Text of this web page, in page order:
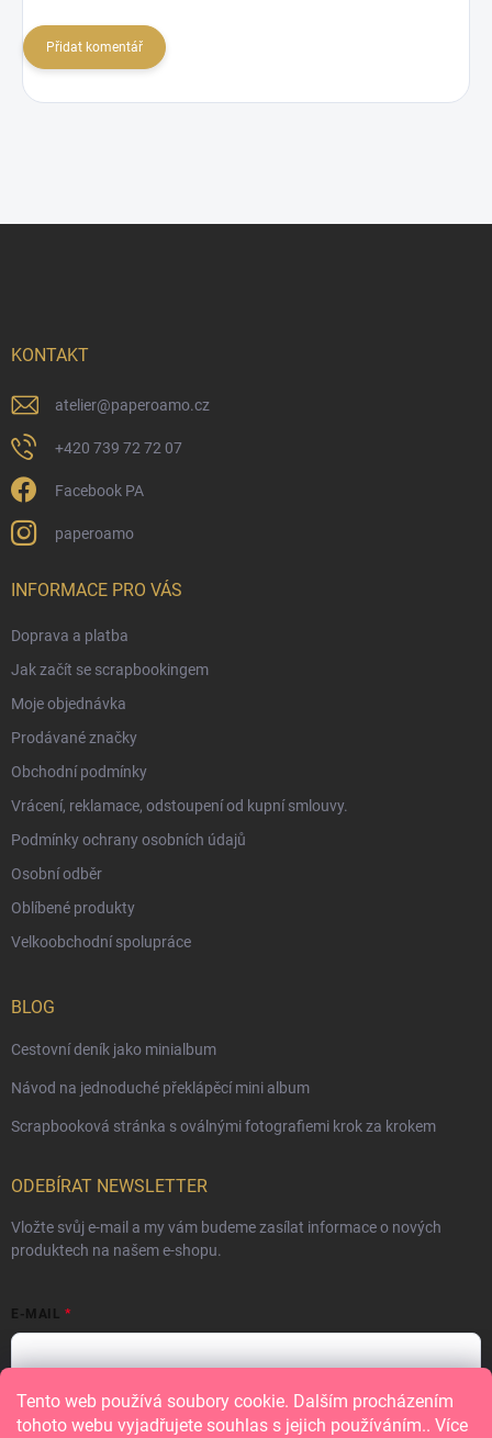
Tento web používá soubory cookie. Dalším procházením
tohoto webu vyjadřujete souhlas s jejich používáním.. Více
Přidat komentář
KONTAKT
atelier@paperoamo.cz
+420 739 72 72 07
Facebook PA
paperoamo
INFORMACE PRO VÁS
Doprava a platba
Jak začít se scrapbookingem
Moje objednávka
Prodávané značky
Obchodní podmínky
Vrácení, reklamace, odstoupení od kupní smlouvy.
Podmínky ochrany osobních údajů
Osobní odběr
Oblíbené produkty
Velkoobchodní spolupráce
BLOG
Cestovní deník jako minialbum
Návod na jednoduché překlápěcí mini album
Scrapbooková stránka s oválnými fotografiemi krok za krokem
ODEBÍRAT NEWSLETTER
Vložte svůj e-mail a my vám budeme zasílat informace o nových
produktech na našem e-shopu.
E-MAIL
Vložením e-mailu souhlasíte spodmínkami ochrany osobních údajů